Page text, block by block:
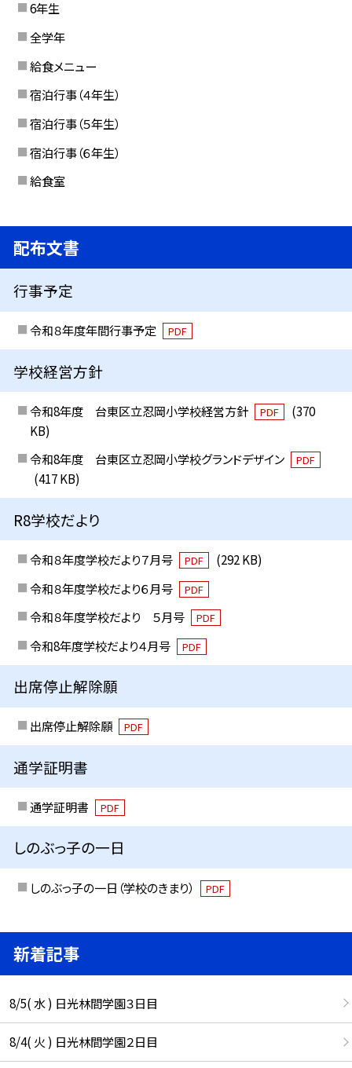
6年生
全学年
給食メニュー
宿泊行事（４年生）
宿泊行事（５年生）
宿泊行事（６年生）
給食室
配布文書
行事予定
令和８年度年間行事予定 PDF
学校経営方針
令和8年度 台東区立忍岡小学校経営方針 PDF
(370
KB)
令和8年度 台東区立忍岡小学校グランドデザイン
PDF
(417 KB)
R8学校だより
令和８年度学校だより７月号 PDF
(292 KB)
令和８年度学校だより６月号
PDF
令和８年度学校だより ５月号 PDF
令和8年度学校だより４月号 PDF
出席停止解除願
出席停止解除願 PDF
通学証明書
通学証明書 PDF
しのぶっ子の一日
しのぶっ子の一日（学校のきまり） PDF
新着記事
8/5( 水 ) 日光林間学園３日目
8/4( 火 ) 日光林間学園２日目